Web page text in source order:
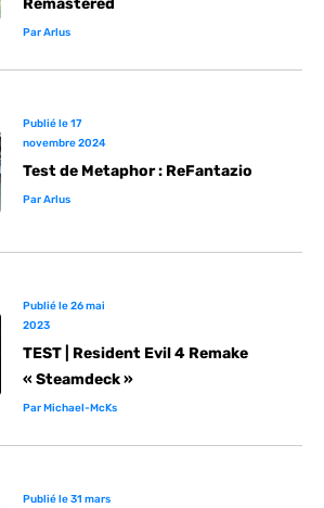
Remastered
ParArlus
Publié le17
novembre 2024
Test de Metaphor : ReFantazio
ParArlus
Publié le26 mai
2023
TEST | Resident Evil 4 Remake
« Steamdeck »
ParMichael-McKs
Publié le31 mars